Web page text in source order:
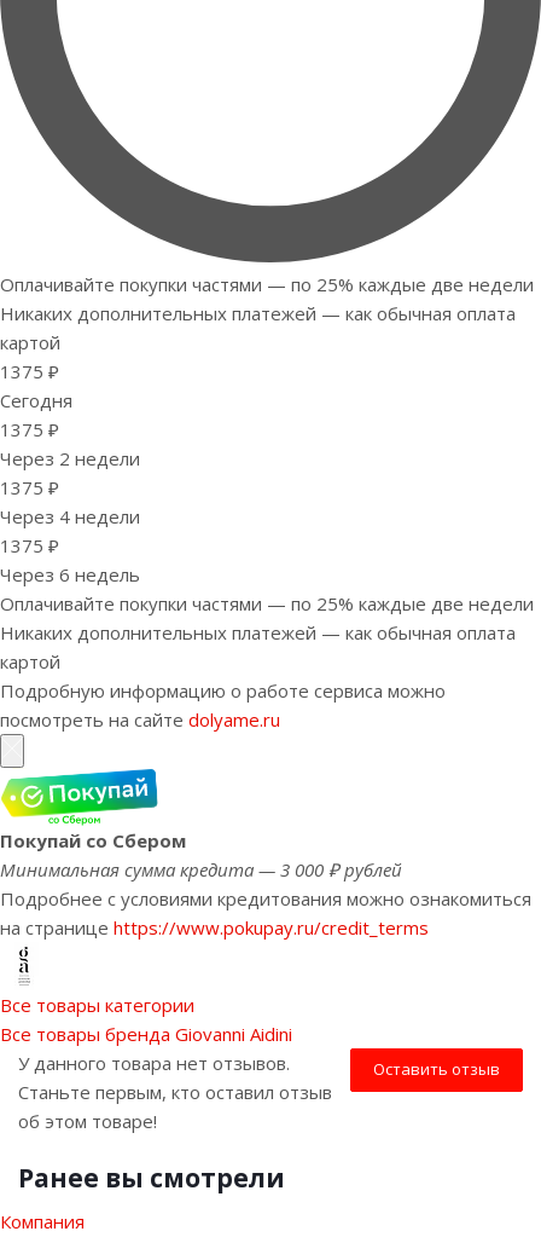
Оплачивайте покупки частями — по 25% каждые две недели
Никаких дополнительных платежей — как обычная оплата
картой
1375 ₽
Сегодня
1375 ₽
Через 2 недели
1375 ₽
Через 4 недели
1375 ₽
Через 6 недель
Оплачивайте покупки частями — по 25% каждые две недели
Никаких дополнительных платежей — как обычная оплата
картой
Подробную информацию о работе сервиса можно
посмотреть на сайте dolyame.ru
Покупай со Сбером
Минимальная сумма кредита — 3 000 ₽ рублей
Подробнее с условиями кредитования можно ознакомиться
на странице https://www.pokupay.ru/credit_terms
Все товары категории
Все товары бренда Giovanni Aidini
Оставить отзыв
У данного товара нет отзывов.
Станьте первым, кто оставил отзыв
об этом товаре!
Ранее вы смотрели
Компания